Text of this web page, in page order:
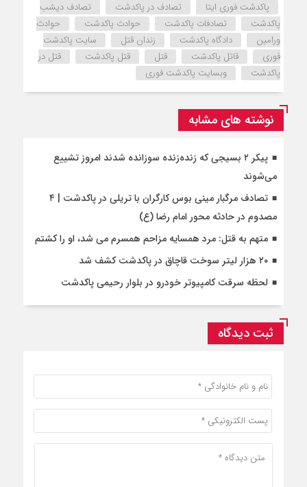
پاکدشت فوری ایتا
تصادف در پاکدشت
تصادف دیشب
پاکدشت
تصادفات پاکدشت حوادث پاکدشت
حوادث
ورامین
دادگاه پاکدشت زندان قتل
سایت پاکدشت
فوری
قاتل پاکدشت قتل قتل پاکدشت
قتل در
پاکدشت
وبسایت پاکدشت فوری
نوشته های مشابه
پیکر ۲ بسیجی که زنده‌زنده سوزانده شدند امروز تشییع
می‌شوند
تصادف مرگبار مینی بوس کارگران با تریلی در پاکدشت | ۴
مصدوم در حادثه محور امام رضا (ع)
متهم به قتل: مرد همسایه مزاحم همسرم می شد، او را کشتم
۲۰ هزار لیتر سوخت قاچاق در پاکدشت کشف شد
لحظه سرقت کامپیوتر خودرو در بلوار رحیمی پاکدشت
ثبت دیدگاه